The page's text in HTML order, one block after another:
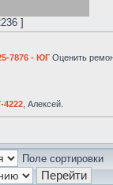
]
7876 - ЮГ Оценить
4222 , Алексей.
Поле сортировки